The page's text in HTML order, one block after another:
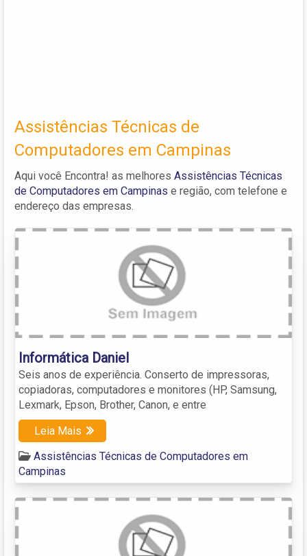
Assistências Técnicas de
Computadores em Campinas
Aqui você Encontra! as melhores Assistências Técnicas
de Computadores em Campinas e região, com telefone e
endereço das empresas.
Informática Daniel
Seis anos de experiência. Conserto de impressoras,
copiadoras, computadores e monitores (HP, Samsung,
Lexmark, Epson, Brother, Canon, e entre
Leia Mais
Assistências Técnicas de Computadores em
Campinas